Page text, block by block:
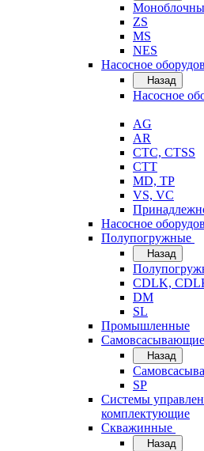
ZS
MS
NES
Насосное
Назад
Насосное
AG
AR
CTC, CTSS
CTT
MD, TP
VS, VC
Насосное
Полупогружные
Назад
CDLK,
DM
SL
Промышленные
Самовсасывающие
Назад
SP
Системы
комплектующие
Скважинные
Назад